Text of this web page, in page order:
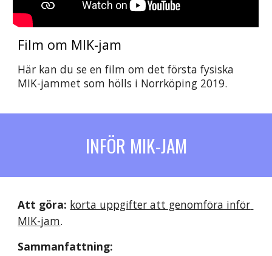
Film om MIK-jam
Här kan du se en film om det första fysiska
MIK-jammet som hölls i Norrköping 2019.
INFÖR MIK-JAM
Att göra: korta uppgifter att genomföra inför
MIK-jam.
Sammanfattning: